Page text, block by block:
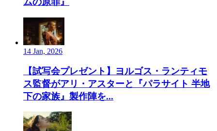
14 Jan, 2026
【試写会プレゼント】ヨルゴス・ランティモ
ス監督がアリ・アスターと『パラサイト 半地
下の家族』製作陣を...